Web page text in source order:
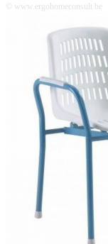
© www.ergohomeconsult.be